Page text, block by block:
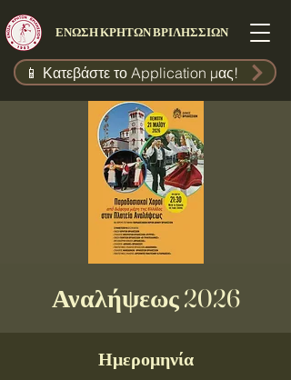
ΕΝΩΣΗ ΚΡΗΤΩΝ ΒΡΙΛΗΣΣΙΩΝ
📱 Κατεβάστε το Application μας!
Αναλήψεως 2026
Ημερομηνία